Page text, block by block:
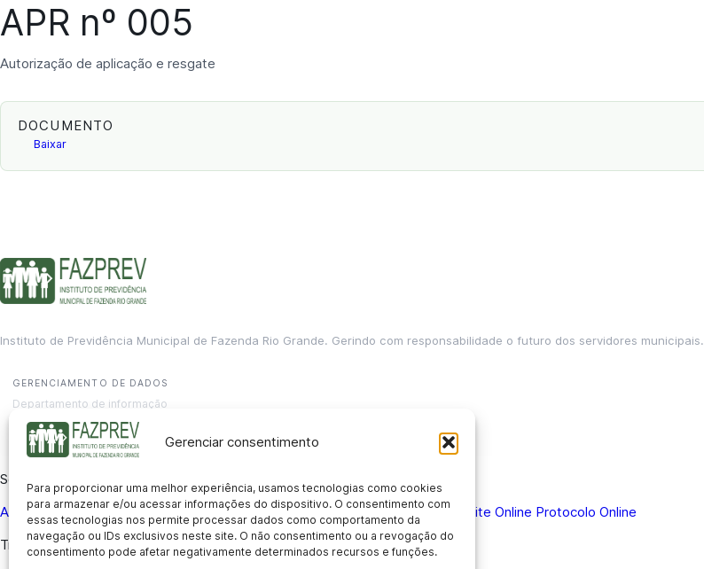
Gerenciar consentimento
Para proporcionar uma melhor experiência, usamos tecnologias como cookies
para armazenar e/ou acessar informações do dispositivo. O consentimento com
essas tecnologias nos permite processar dados como comportamento da
navegação ou IDs exclusivos neste site. O não consentimento ou a revogação do
consentimento pode afetar negativamente determinados recursos e funções.
APR nº 005
Autorização de aplicação e resgate
DOCUMENTO
Baixar
Instituto de Previdência Municipal de Fazenda Rio Grande. Gerindo com responsabilidade o futuro dos servidores municipais.
GERENCIAMENTO DE DADOS
Departamento de informação
contato@fazprev.pr.gov.br
(41) 3995-2146
Serviços
Aposentadoria Pensão por Morte Benefício por Invalidez Auxílio Doença Holerite Online Protocolo Online
Transparência